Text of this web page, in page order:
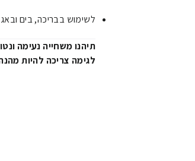
לשימוש בבריכה, בים
תיהנו משחייה נעימה
לגימה צריכה להיות